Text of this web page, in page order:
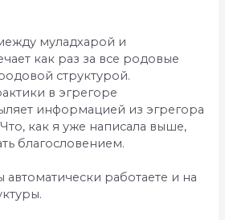
муладхарой и
как раз за все родовые
структурой.
в эгрегоре
информацией из эгрегора
как я уже написала выше,
благословением.
автоматически работаете и на